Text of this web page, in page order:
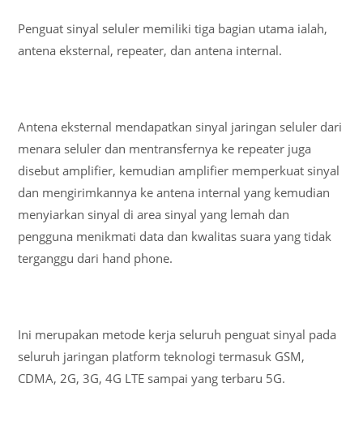
Penguat sinyal seluler memiliki tiga bagian utama ialah,
antena eksternal, repeater, dan antena internal.
Antena eksternal mendapatkan sinyal jaringan seluler dari
menara seluler dan mentransfernya ke repeater juga
disebut amplifier, kemudian amplifier memperkuat sinyal
dan mengirimkannya ke antena internal yang kemudian
menyiarkan sinyal di area sinyal yang lemah dan
pengguna menikmati data dan kwalitas suara yang tidak
terganggu dari hand phone.
Ini merupakan metode kerja seluruh penguat sinyal pada
seluruh jaringan platform teknologi termasuk GSM,
CDMA, 2G, 3G, 4G LTE sampai yang terbaru 5G.